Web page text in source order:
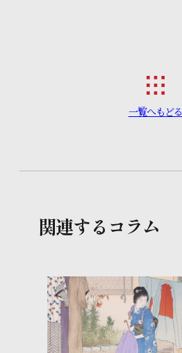
一覧へもどる
関連するコラム